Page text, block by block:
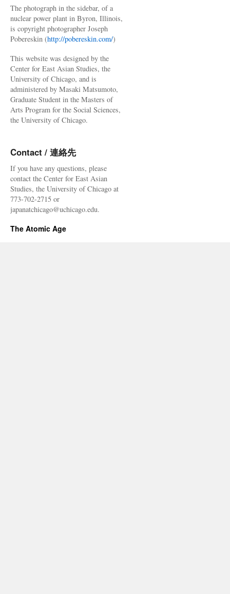
The photograph in the sidebar, of a
nuclear power plant in Byron, Illinois,
is copyright photographer Joseph
Pobereskin (http://pobereskin.com/)
This website was designed by the
Center for East Asian Studies, the
University of Chicago, and is
administered by Masaki Matsumoto,
Graduate Student in the Masters of
Arts Program for the Social Sciences,
the University of Chicago.
Contact / 連絡先
If you have any questions, please
contact the Center for East Asian
Studies, the University of Chicago at
773-702-2715 or
japanatchicago@uchicago.edu.
The Atomic Age